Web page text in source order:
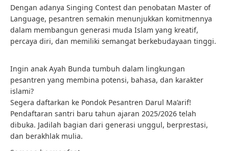
Dengan adanya Singing Contest dan penobatan Master of
Language, pesantren semakin menunjukkan komitmennya
dalam membangun generasi muda Islam yang kreatif,
percaya diri, dan memiliki semangat berkebudayaan tinggi.
Ingin anak Ayah Bunda tumbuh dalam lingkungan
pesantren yang membina potensi, bahasa, dan karakter
islami?
Segera daftarkan ke Pondok Pesantren Darul Ma’arif!
Pendaftaran santri baru tahun ajaran 2025/2026 telah
dibuka. Jadilah bagian dari generasi unggul, berprestasi,
dan berakhlak mulia.